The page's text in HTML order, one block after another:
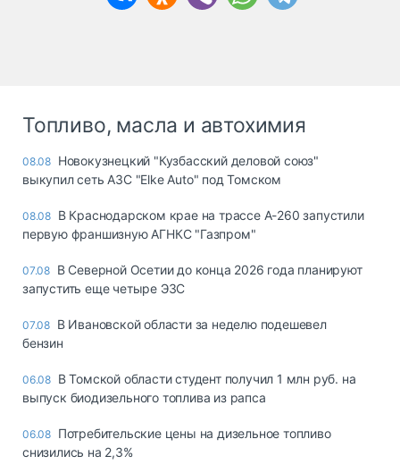
Топливо, масла и автохимия
08.08 Новокузнецкий "Кузбасский деловой союз"
выкупил сеть АЗС "Elke Auto" под Томском
08.08 В Краснодарском крае на трассе А-260 запустили
первую франшизную АГНКС "Газпром"
07.08 В Северной Осетии до конца 2026 года планируют
запустить еще четыре ЭЗС
07.08 В Ивановской области за неделю подешевел
бензин
06.08 В Томской области студент получил 1 млн руб. на
выпуск биодизельного топлива из рапса
06.08 Потребительские цены на дизельное топливо
снизились на 2,3%